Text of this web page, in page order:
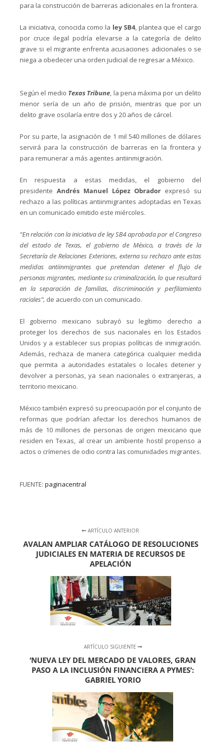
para la construcción de barreras adicionales en la frontera.
La iniciativa, conocida como la ley SB4, plantea que el cargo
por cruce ilegal podría elevarse a la categoría de delito
grave si el migrante enfrenta acusaciones adicionales o se
niega a obedecer una orden judicial de regresar a México.
Según el medio Texas Tribune , la pena máxima por un delito
menor sería de un año de prisión, mientras que por un
delito grave oscilaría entre dos y 20 años de cárcel.
Por su parte, la asignación de 1 mil 540 millones de dólares
servirá para la construcción de barreras en la frontera y
para remunerar a más agentes antiinmigración.
En respuesta a estas medidas, el gobierno del
presidente Andrés Manuel López Obrador expresó su
rechazo a las políticas antiinmigrantes adoptadas en Texas
en un comunicado emitido este miércoles.
“En relación con la iniciativa de ley SB4 aprobada por el Congreso
del estado de Texas, el gobierno de México, a través de la
Secretaría de Relaciones Exteriores, externa su rechazo ante estas
medidas antiinmigrantes que pretendan detener el flujo de
personas migrantes, mediante su criminalización, lo que resultará
en la separación de familias, discriminación y perfilamiento
raciales”, de acuerdo con un comunicado.
El gobierno mexicano subrayó su legítimo derecho a
proteger los derechos de sus nacionales en los Estados
Unidos y a establecer sus propias políticas de inmigración.
Además, rechaza de manera categórica cualquier medida
que permita a autoridades estatales o locales detener y
devolver a personas, ya sean nacionales o extranjeras, a
territorio mexicano.
México también expresó su preocupación por el conjunto de
reformas que podrían afectar los derechos humanos de
más de 10 millones de personas de origen mexicano que
residen en Texas, al crear un ambiente hostil propenso a
actos o crímenes de odio contra las comunidades migrantes.
FUENTE: paginacentral
ARTÍCULO ANTERIOR
AVALAN AMPLIAR CATÁLOGO DE RESOLUCIONES
JUDICIALES EN MATERIA DE RECURSOS DE
APELACIÓN
ARTÍCULO SIGUIENTE
‘NUEVA LEY DEL MERCADO DE VALORES, GRAN
PASO A LA INCLUSIÓN FINANCIERA A PYMES’:
GABRIEL YORIO